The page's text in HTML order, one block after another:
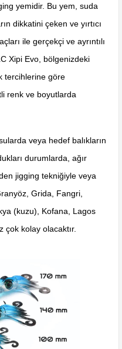
yemidir. Bu yem, suda
dikkatini çeken ve yırtıcı
ile gerçekçi ve ayrıntılı
Xipi Evo, bölgenizdeki
tercihlerine göre
renk ve boyutlarda
veya hedef balıkların
durumlarda, ağır
jigging tekniğiyle veya
Grida, Fangri,
(kuzu), Kofana, Lagos
çok kolay olacaktır.